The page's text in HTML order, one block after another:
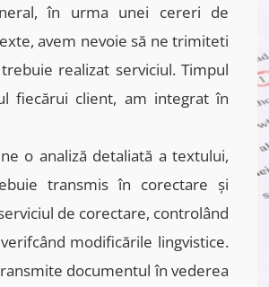
în urma unei cereri de
avem nevoie să ne trimiteti
realizat serviciul. Timpul
fiecărui client, am integrat în
o analiză detaliată a textului,
transmis în corectare și
de corectare, controlând
modificările lingvistice.
documentul în vederea